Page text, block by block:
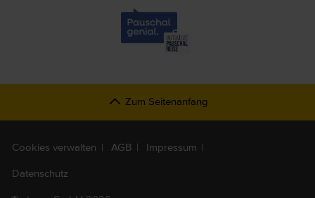
Zum Seitenanfang
Cookies verwalten AGB Impressum
Datenschutz